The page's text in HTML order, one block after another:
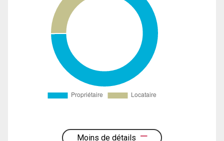
Moins de détails